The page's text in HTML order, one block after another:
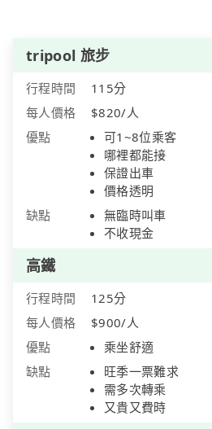
tripool 旅步
行程時間
115分
每人價格
$820/人
優點
可1~8位乘客
哪裡都能接
保證出車
價格透明
缺點
無臨時叫車
不收現金
高鐵
行程時間
125分
每人價格
$900/人
優點
乘坐舒適
缺點
旺季一票難求
需多次轉乘
又貴又費時